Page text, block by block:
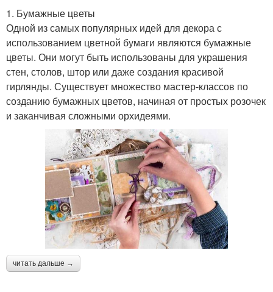
1. Бумажные цветы
Одной из самых популярных идей для декора с
использованием цветной бумаги являются бумажные
цветы. Они могут быть использованы для украшения
стен, столов, штор или даже создания красивой
гирлянды. Существует множество мастер-классов по
созданию бумажных цветов, начиная от простых розочек
и заканчивая сложными орхидеями.
читать дальше →